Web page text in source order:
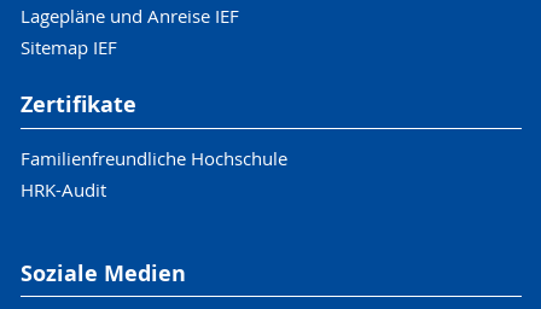
Lagepläne und Anreise IEF
Sitemap IEF
Zertifikate
Familienfreundliche Hochschule
HRK-Audit
Soziale Medien